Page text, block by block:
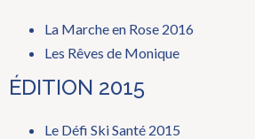
La Marche en Rose 2016
Les Rêves de Monique
ÉDITION 2015
Le Défi Ski Santé 2015